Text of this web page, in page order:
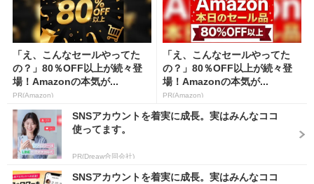
「え、こんなセールやってた
の？」80％OFF以上が続々登
場！Amazonの本気が...
PR(Amazon)
「え、こんなセールやってた
の？」80％OFF以上が続々登
場！Amazonの本気が...
PR(Amazon)
SNSアカウントを着実に成長。実はみんなココ
使ってます。
PR(Dreaw合同会社)
SNSアカウントを着実に成長。実はみんなココ